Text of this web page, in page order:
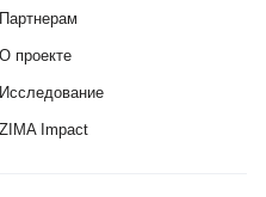
Партнерам
О проекте
Исследование
ZIMA Impact